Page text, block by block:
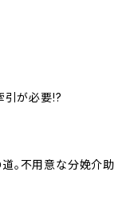
引が必要!?
道。不用意な分娩介助